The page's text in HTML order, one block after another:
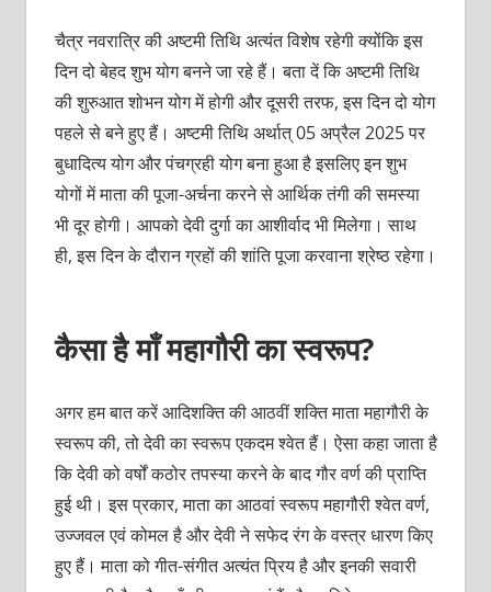
चैत्र नवरात्रि की अष्टमी तिथि अत्यंत विशेष रहेगी क्योंकि इस
दिन दो बेहद शुभ योग बनने जा रहे हैं। बता दें कि अष्टमी तिथि
की शुरुआत शोभन योग में होगी और दूसरी तरफ, इस दिन दो योग
पहले से बने हुए हैं। अष्टमी तिथि अर्थात् 05 अप्रैल 2025 पर
बुधादित्य योग और पंचग्रही योग बना हुआ है इसलिए इन शुभ
योगों में माता की पूजा-अर्चना करने से आर्थिक तंगी की समस्या
भी दूर होगी। आपको देवी दुर्गा का आशीर्वाद भी मिलेगा। साथ
ही, इस दिन के दौरान ग्रहों की शांति पूजा करवाना श्रेष्ठ रहेगा।
कैसा है माँ महागौरी का स्वरूप?
अगर हम बात करें आदिशक्ति की आठवीं शक्ति माता महागौरी के
स्वरूप की, तो देवी का स्वरूप एकदम श्वेत हैं। ऐसा कहा जाता है
कि देवी को वर्षों कठोर तपस्या करने के बाद गौर वर्ण की प्राप्ति
हुई थी। इस प्रकार, माता का आठवां स्वरूप महागौरी श्वेत वर्ण,
उज्जवल एवं कोमल है और देवी ने सफेद रंग के वस्त्र धारण किए
हुए हैं। माता को गीत-संगीत अत्यंत प्रिय है और इनकी सवारी